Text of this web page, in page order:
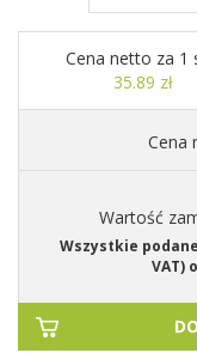
Cena netto za 1
35.89 zł
Cena
Wartość
Wszystkie
VAT)